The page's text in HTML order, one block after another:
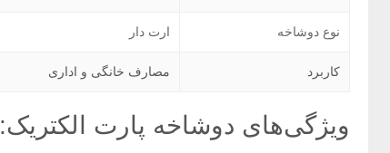
نوع دوشاخه ارت دار
کاربرد مصارف خانگی و اداری
ویژگی‌های دوشاخه پارت الکتریک: